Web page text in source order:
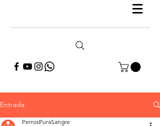
Entrada
PerrosPuraSangre